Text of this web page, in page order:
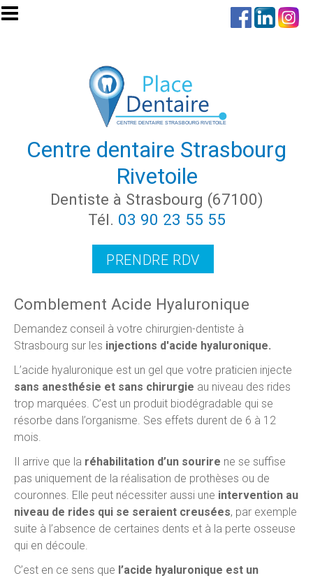
Aller au contenu principal
Centre dentaire Strasbourg
Rivetoile
Dentiste à Strasbourg (67100)
Tél. 03 90 23 55 55
PRENDRE RDV
Comblement Acide Hyaluronique
Demandez conseil à votre chirurgien-dentiste à
Strasbourg sur les injections d'acide hyaluronique.
L’acide hyaluronique est un gel que votre praticien injecte
sans anesthésie et sans chirurgie au niveau des rides
trop marquées. C’est un produit biodégradable qui se
résorbe dans l’organisme. Ses effets durent de 6 à 12
mois.
Il arrive que la réhabilitation d’un sourire ne se suffise
pas uniquement de la réalisation de prothèses ou de
couronnes. Elle peut nécessiter aussi une intervention au
niveau de rides qui se seraient creusées, par exemple
suite à l’absence de certaines dents et à la perte osseuse
qui en découle.
C’est en ce sens que l’acide hyaluronique est un